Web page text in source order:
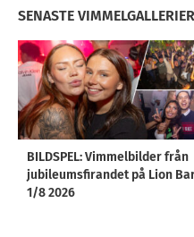
SENASTE
BILDSPEL: Vimmelbilder från
jubileumsfirandet på Lion
1/8 2026